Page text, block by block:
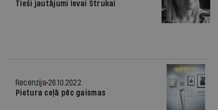
Tieši jautājumi Ievai Strukai
Recenzija 26.10.2022.
Pietura ceļā pēc gaismas